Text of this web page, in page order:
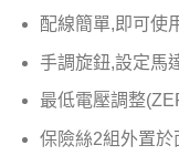
配線簡單,即可使
手調旋鈕,設定馬
最低電壓調整
保險絲2組外置於